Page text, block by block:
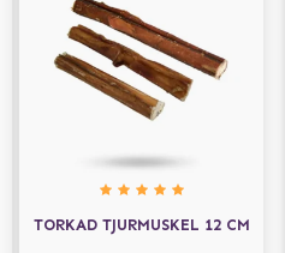
TORKAD TJURMUSKEL 12 CM